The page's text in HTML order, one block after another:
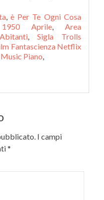
, è Per Te Ogni Cosa
1950 Aprile, Area
, Sigla Trolls
Fantascienza Netflix
Piano,
I campi
*